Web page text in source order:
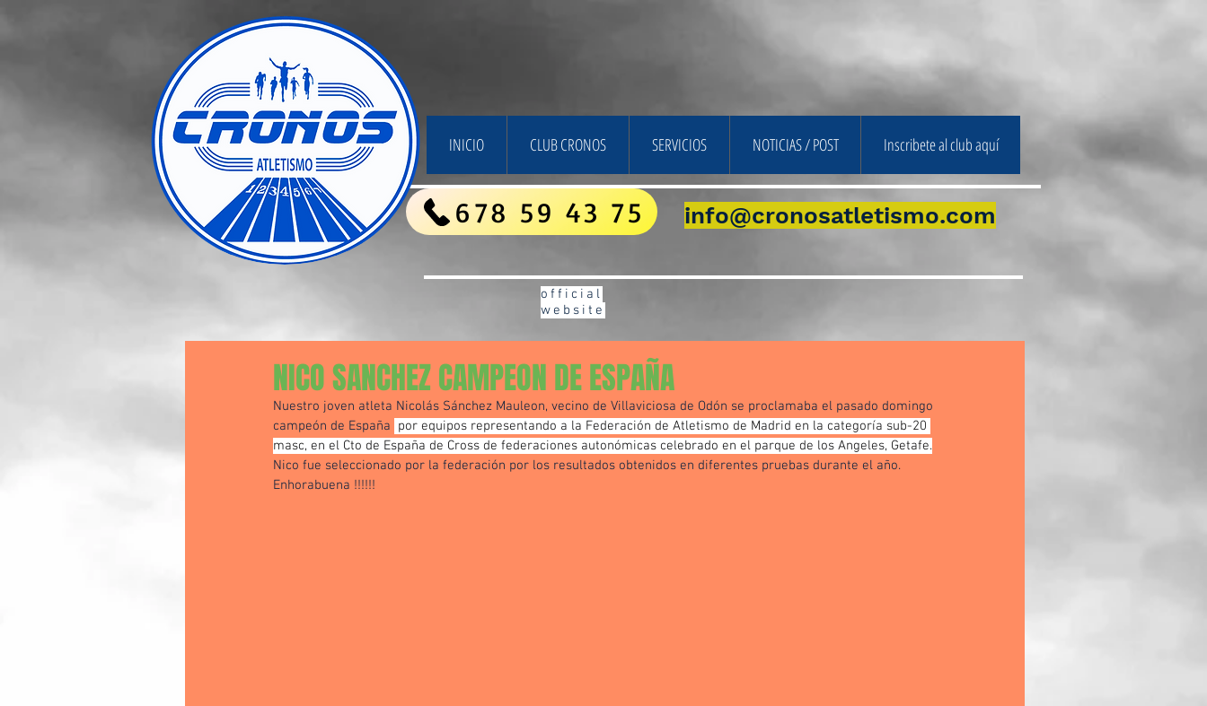
INICIO CLUB CRONOS SERVICIOS NOTICIAS / POST Inscribete al club aquí
info@cronosatletismo.com
678 59 43 75
official
website
NICO SANCHEZ CAMPEON DE ESPAÑA
Nuestro joven atleta Nicolás Sánchez Mauleon, vecino de Villaviciosa de Odón se proclamaba el pasado domingo
campeón de España por equipos representando a la Federación de Atletismo de Madrid en la categoría sub-20
masc, en el Cto de España de Cross de federaciones autonómicas celebrado en el parque de los Angeles, Getafe.
Nico fue seleccionado por la federación por los resultados obtenidos en diferentes pruebas durante el año.
Enhorabuena !!!!!!